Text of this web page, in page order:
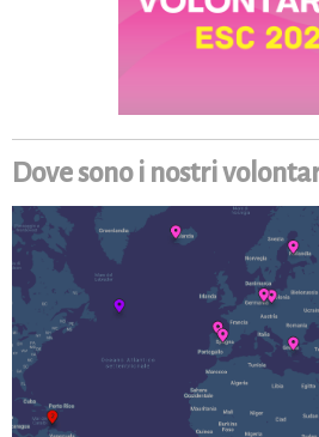
Dove sono i nostri